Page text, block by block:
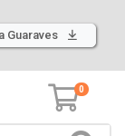
Guaraves
0